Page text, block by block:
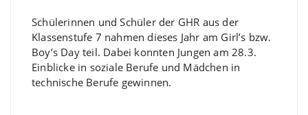
Schülerinnen und Schüler der GHR aus der
Klassenstufe 7 nahmen dieses Jahr am Girl’s bzw.
Boy’s Day teil. Dabei konnten Jungen am 28.3.
Einblicke in soziale Berufe und Mädchen in
technische Berufe gewinnen.